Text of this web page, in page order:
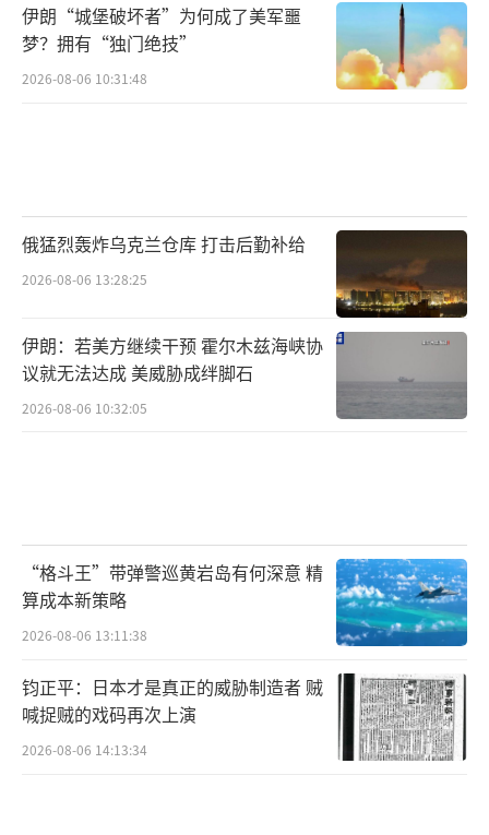
伊朗“城堡破坏者”为何成了美军噩
梦？拥有“独门绝技”
2026-08-06 10:31:48
俄猛烈轰炸乌克兰仓库 打击后勤补给
2026-08-06 13:28:25
伊朗：若美方继续干预 霍尔木兹海峡协
议就无法达成 美威胁成绊脚石
2026-08-06 10:32:05
“格斗王”带弹警巡黄岩岛有何深意 精
算成本新策略
2026-08-06 13:11:38
钧正平：日本才是真正的威胁制造者 贼
喊捉贼的戏码再次上演
2026-08-06 14:13:34